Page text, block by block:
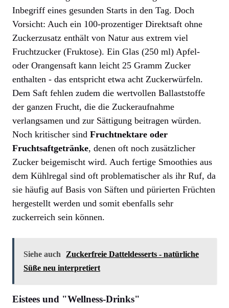
Inbegriff eines gesunden Starts in den Tag. Doch
Vorsicht: Auch ein 100-prozentiger Direktsaft ohne
Zuckerzusatz enthält von Natur aus extrem viel
Fruchtzucker (Fruktose). Ein Glas (250 ml) Apfel-
oder Orangensaft kann leicht 25 Gramm Zucker
enthalten - das entspricht etwa acht Zuckerwürfeln.
Dem Saft fehlen zudem die wertvollen Ballaststoffe
der ganzen Frucht, die die Zuckeraufnahme
verlangsamen und zur Sättigung beitragen würden.
Noch kritischer sind Fruchtnektare oder
Fruchtsaftgetränke, denen oft noch zusätzlicher
Zucker beigemischt wird. Auch fertige Smoothies aus
dem Kühlregal sind oft problematischer als ihr Ruf, da
sie häufig auf Basis von Säften und pürierten Früchten
hergestellt werden und somit ebenfalls sehr
zuckerreich sein können.
Siehe auch
Zuckerfreie Datteldesserts - natürliche
Süße neu interpretiert
Eistees und "Wellness-Drinks"